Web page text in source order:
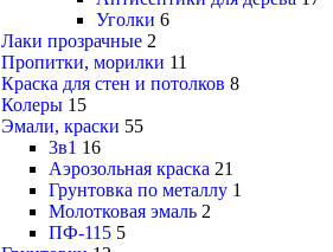
Уголки 6
Лаки прозрачные 2
Пропитки, морилки 11
Краска для стен и потолков 8
Колеры 15
Эмали, краски 55
3в1 16
Аэрозольная краска 21
Грунтовка по металлу 1
Молотковая эмаль 2
ПФ-115 5